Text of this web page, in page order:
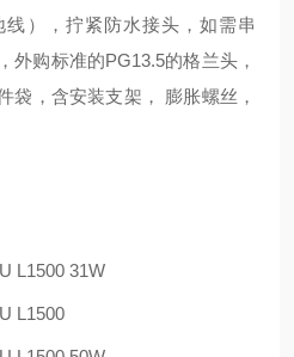
），拧紧防水接头， 如需串
外购标准的PG13.5的格兰头，
袋，含安装支架， 膨胀螺丝，
L1500 31W
L1500